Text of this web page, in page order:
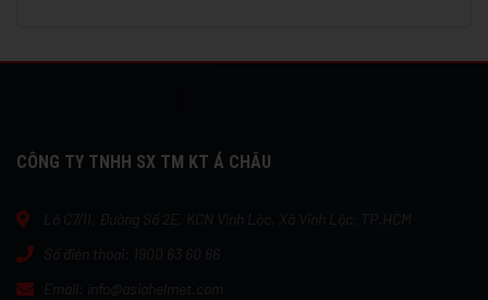
CÔNG TY TNHH SX TM KT Á CHÂU
Lô C7/II, Đường Số 2E, KCN Vĩnh Lộc, Xã Vĩnh Lộc, TP.HCM
Số điện thoại:
info@asiahelmet.com